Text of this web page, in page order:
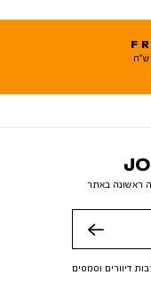
דיוורים וסמסים